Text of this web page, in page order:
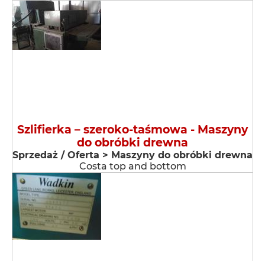
Szlifierka – szeroko-taśmowa - Maszyny
do obróbki drewna
Sprzedaż / Oferta > Maszyny do obróbki drewna
Costa top and bottom